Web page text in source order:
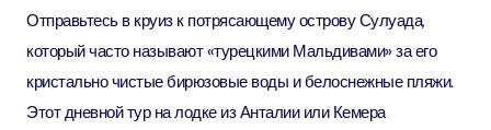
Отправьтесь в круиз к потрясающему острову Сулуада,
который часто называют «турецкими Мальдивами» за его
кристально чистые бирюзовые воды и белоснежные пляжи.
Этот дневной тур на лодке из Анталии или Кемера